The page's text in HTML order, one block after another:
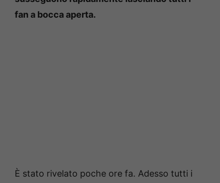
fan a bocca aperta.
È stato rivelato poche ore fa. Adesso tutti i